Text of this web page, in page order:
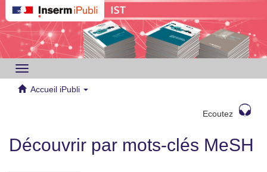
Toggle
navigation
Accueil iPubli
Ecoutez
Découvrir par mots-clés MeSH